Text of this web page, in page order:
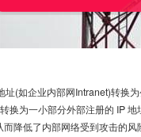
企业内部网Intranet)转换为
换为一小部分外部注册的 IP
降低了内部网络受到攻击的风